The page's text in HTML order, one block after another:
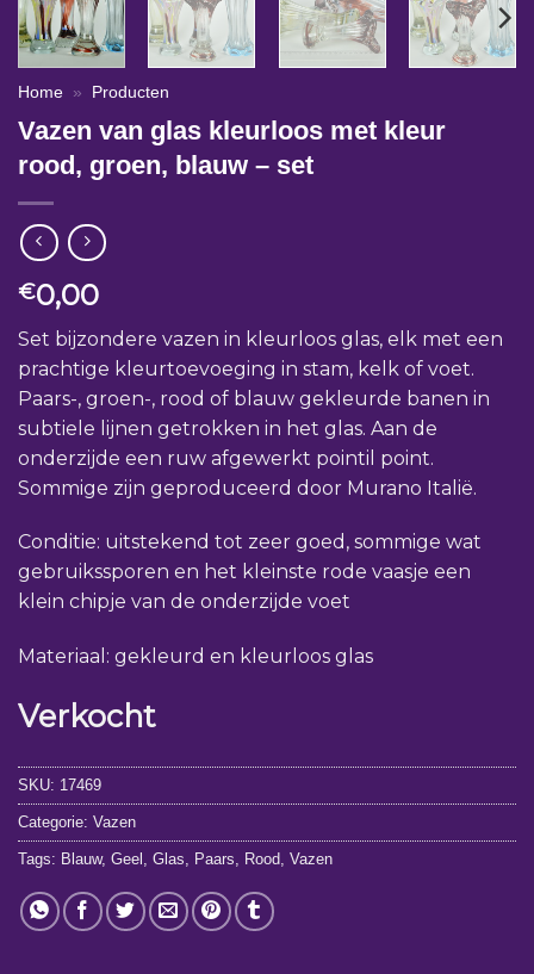
Home » Producten
Vazen van glas kleurloos met kleur
rood, groen, blauw – set
€0,00
Set bijzondere vazen in kleurloos glas, elk met een
prachtige kleurtoevoeging in stam, kelk of voet.
Paars-, groen-, rood of blauw gekleurde banen in
subtiele lijnen getrokken in het glas. Aan de
onderzijde een ruw afgewerkt pointil point.
Sommige zijn geproduceerd door Murano Italië.
Conditie: uitstekend tot zeer goed, sommige wat
gebruikssporen en het kleinste rode vaasje een
klein chipje van de onderzijde voet
Materiaal: gekleurd en kleurloos glas
Verkocht
SKU: 17469
Categorie: Vazen
Tags: Blauw, Geel Glas Paars Rood Vazen